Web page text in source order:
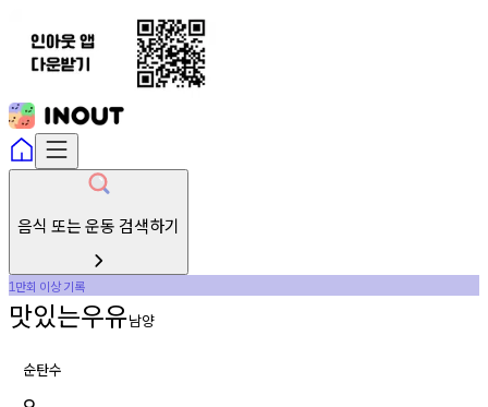
음식 또는 운동 검색하기
1만회 이상기록
맛있는우유남양
순탄수